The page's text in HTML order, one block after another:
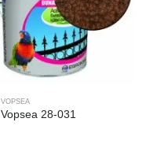
VOPSEA
Vopsea 28-031